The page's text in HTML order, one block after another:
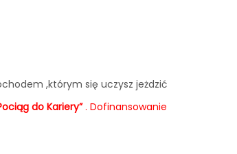
,którym się uczysz jeżdzić
do Kariery”. Dofinansowanie